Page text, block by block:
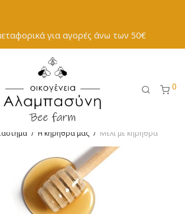
για αγορές άνω των 50€
0
/ Η κηρήθρα μας / Μέλι με κηρήθρα